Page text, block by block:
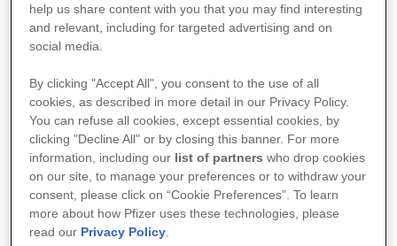
Medienanfragen
Unsere Medienstelle gibt Ihnen gerne Auskunft
bei Fragen oder Anliegen zu Pfizer Schweiz:
media.ch@pfizer.com Ausschliesslich für
Medienschaffende
help us share content with you that you may find interesting
and relevant, including for targeted advertising and on
social media.
By clicking "Accept All", you consent to the use of all
cookies, as described in more detail in our Privacy Policy.
You can refuse all cookies, except essential cookies, by
clicking "Decline All" or by closing this banner. For more
information, including our list of partners who drop cookies
on our site, to manage your preferences or to withdraw your
consent, please click on “Cookie Preferences”. To learn
more about how Pfizer uses these technologies, please
read our Privacy Policy.